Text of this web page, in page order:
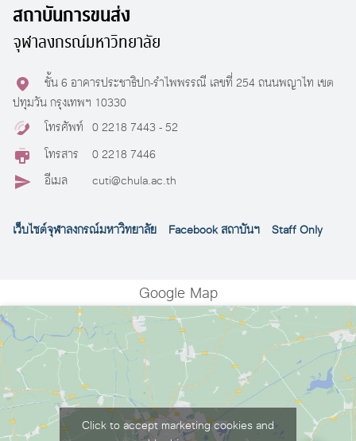
สถาบันการขนส่ง
จุฬาลงกรณ์มหาวิทยาลัย
ชั้น 6 อาคารประชาธิปก-รำไพพรรณี เลขที่ 254 ถนนพญาไท เขต
ปทุมวัน กรุงเทพฯ 10330
โทรศัพท์ 0 2218 7443 - 52
โทรสาร
0 2218 7446
อีเมล
cuti@chula.ac.th
เว็บไซต์จุฬาลงกรณ์มหาวิทยาลัย Facebook สถาบันฯ Staff Only
Google Map
Click to accept marketing cookies and